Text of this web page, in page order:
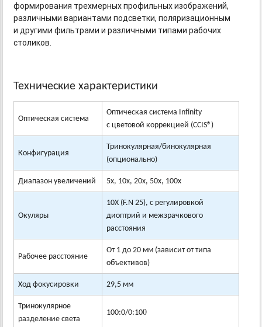
формирования трехмерных профильных изображений,
различными вариантами подсветки, поляризационным
и другими фильтрами и различными типами рабочих
столиков.
Технические характеристики
Оптическая система
Оптическая система Infinity
с цветовой коррекцией (CCIS®)
Конфигурация
Тринокулярная/бинокулярная
(опционально)
Диапазон увеличений 5х, 10х, 20х, 50х, 100х
Окуляры
10X (F.N 25), с регулировкой
диоптрий и межзрачкового
расстояния
Рабочее расстояние
От 1 до 20 мм (зависит от типа
объективов)
Ход фокусировки 29,5 мм
Тринокулярное
разделение света
100:0/0:100